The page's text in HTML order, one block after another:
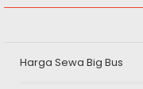
Harga Sewa Big Bus